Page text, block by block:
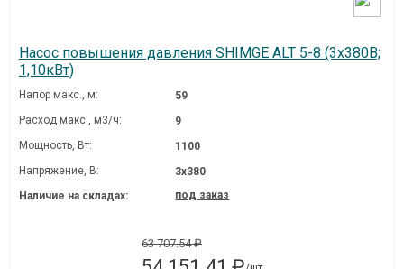
Насос повышения давления SHIMGE ALT 5-8 (3х380В;
1,10кВт)
Напор макс., м:
59
Расход макс., м3/ч:
9
Мощность, Вт:
1100
Напряжение, В:
3х380
Наличие на складах:
под заказ
63 707.54 ₽